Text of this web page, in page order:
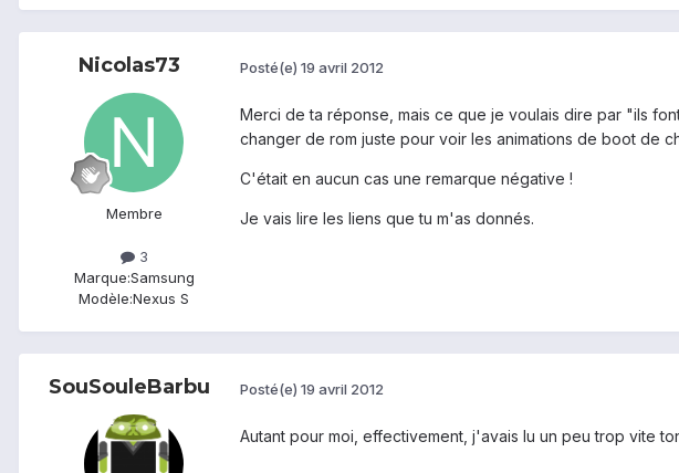
Nicolas73
Membre
3
Marque:Samsung
Modèle:Nexus S
Posté(e) 19 avril 2012
Merci de ta réponse, mais ce que je voulais dire par "ils
changer de rom juste pour voir les animations de boot de
C'était en aucun cas une remarque négative !
Je vais lire les liens que tu m'as donnés.
SouSouleBarbu Posté(e) 19 avril 2012
Autant pour moi, effectivement, j'avais lu un peu trop vite